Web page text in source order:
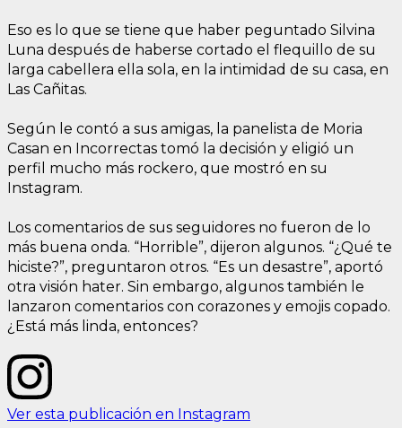
Eso es lo que se tiene que haber peguntado Silvina
Luna después de haberse cortado el flequillo de su
larga cabellera ella sola, en la intimidad de su casa, en
Las Cañitas.
Según le contó a sus amigas, la panelista de Moria
Casan en Incorrectas tomó la decisión y eligió un
perfil mucho más rockero, que mostró en su
Instagram.
Los comentarios de sus seguidores no fueron de lo
más buena onda. “Horrible”, dijeron algunos. “¿Qué te
hiciste?”, preguntaron otros. “Es un desastre”, aportó
otra visión hater. Sin embargo, algunos también le
lanzaron comentarios con corazones y emojis copado.
¿Está más linda, entonces?
Ver esta publicación en Instagram